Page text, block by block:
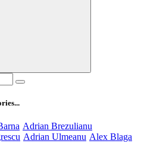
Adrian Brezulianu
Adrian Ulmeanu Alex Blaga